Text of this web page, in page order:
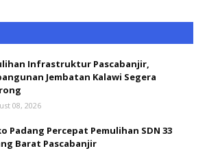
Infrastruktur Pascabanjir,
Jembatan Kalawi Segera
08, 2026
Padang Percepat Pemulihan SDN 33
Barat Pascabanjir